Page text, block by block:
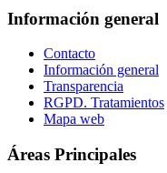
Información general
Contacto
Información general
Transparencia
RGPD. Tratamientos
Mapa web
Áreas Principales